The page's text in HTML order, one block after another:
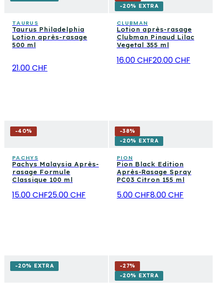
TAURUS
Taurus Philadelphia
Lotion après-rasage
500 ml
21.00 CHF
-20% EXTRA
CLUBMAN
Lotion après-rasage
Clubman Pinaud Lilac
Vegetal 355 ml
16.00 CHF20.00 CHF
-40%
PACHYS
Pachys Malaysia Après-
rasage Formule
Classique 100 ml
15.00 CHF25.00 CHF
-38%
-20% EXTRA
PION
Pion Black Edition
Après-Rasage Spray
PC03 Citron 155 ml
5.00 CHF8.00 CHF
-20% EXTRA -27%
-20% EXTRA